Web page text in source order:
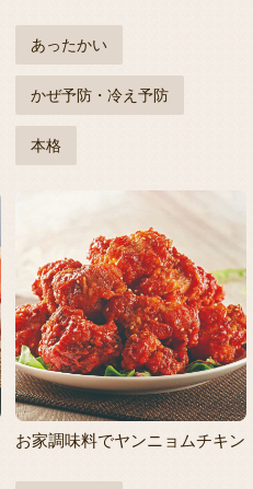
あったかい
かぜ予防・冷え予防
本格
お家調味料でヤンニョムチキン